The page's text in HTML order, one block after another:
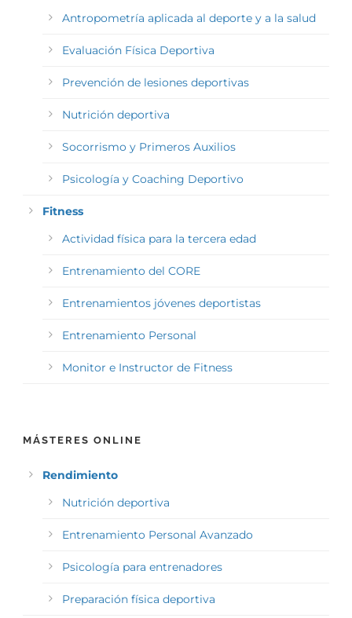
Antropometría aplicada al deporte y a la salud
Evaluación Física Deportiva
Prevención de lesiones deportivas
Nutrición deportiva
Socorrismo y Primeros Auxilios
Psicología y Coaching Deportivo
Fitness
Actividad física para la tercera edad
Entrenamiento del CORE
Entrenamientos jóvenes deportistas
Entrenamiento Personal
Monitor e Instructor de Fitness
MÁSTERES ONLINE
Rendimiento
Nutrición deportiva
Entrenamiento Personal Avanzado
Psicología para entrenadores
Preparación física deportiva